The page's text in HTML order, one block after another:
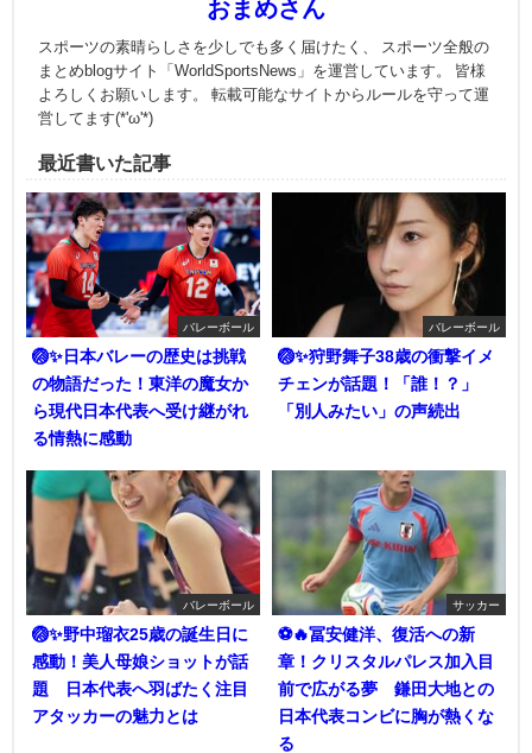
おまめさん
スポーツの素晴らしさを少しでも多く届けたく、 スポーツ全般の
まとめblogサイト「WorldSportsNews」を運営しています。 皆様
よろしくお願いします。 転載可能なサイトからルールを守って運
営してます(*'ω'*)
最近書いた記事
バレーボール
🏐✨日本バレーの歴史は挑戦
の物語だった！東洋の魔女か
ら現代日本代表へ受け継がれ
る情熱に感動
バレーボール
🏐✨狩野舞子38歳の衝撃イメ
チェンが話題！「誰！？」
「別人みたい」の声続出
バレーボール
🏐✨野中瑠衣25歳の誕生日に
感動！美人母娘ショットが話
題 日本代表へ羽ばたく注目
アタッカーの魅力とは
サッカー
⚽🔥冨安健洋、復活への新
章！クリスタルパレス加入目
前で広がる夢 鎌田大地との
日本代表コンビに胸が熱くな
る